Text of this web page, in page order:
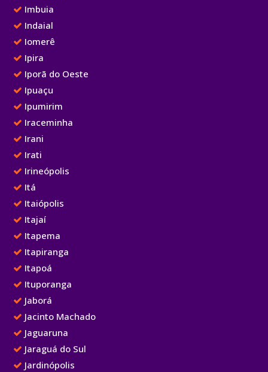
Imbuia
Indaial
Iomerê
Ipira
Iporã do Oeste
Ipuaçu
Ipumirim
Iraceminha
Irani
Irati
Irineópolis
Itá
Itaiópolis
Itajaí
Itapema
Itapiranga
Itapoá
Ituporanga
Jaborá
Jacinto Machado
Jaguaruna
Jaraguá do Sul
Jardinópolis